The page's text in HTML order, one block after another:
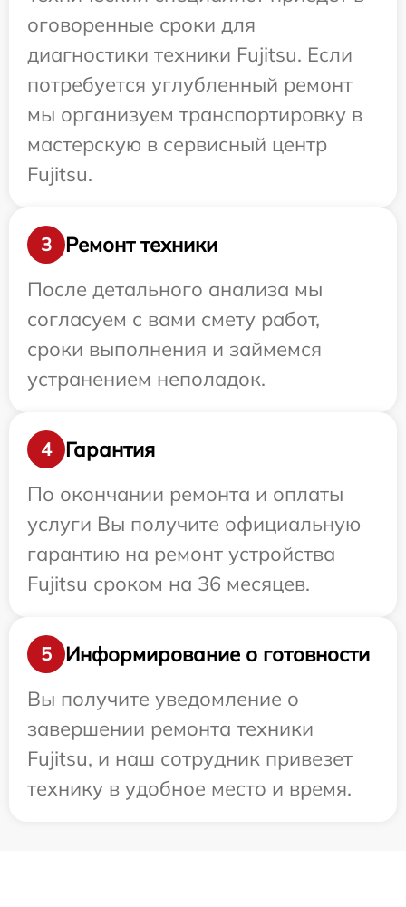
оговоренные сроки для
диагностики техники Fujitsu. Если
потребуется углубленный ремонт
мы организуем транспортировку в
мастерскую в сервисный центр
Fujitsu.
3
Ремонт техники
После детального анализа мы
согласуем с вами смету работ,
сроки выполнения и займемся
устранением неполадок.
4
Гарантия
По окончании ремонта и оплаты
услуги Вы получите официальную
гарантию на ремонт устройства
Fujitsu сроком на 36 месяцев.
5
Информирование о готовности
Вы получите уведомление о
завершении ремонта техники
Fujitsu, и наш сотрудник привезет
технику в удобное место и время.